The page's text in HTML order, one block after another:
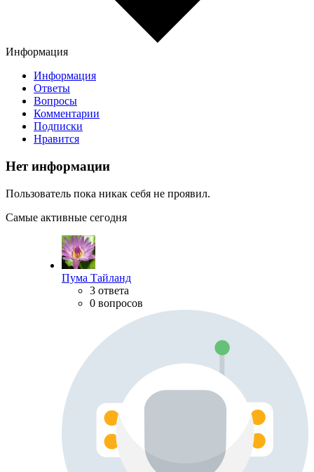
Информация
Информация
Ответы
Вопросы
Комментарии
Подписки
Нравится
Нет информации
Пользователь пока никак себя не проявил.
Самые активные сегодня
Пума Тайланд
3 ответа
0 вопросов